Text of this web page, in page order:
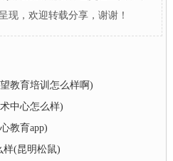
现，欢迎转载分享，谢谢！
教育培训怎么样啊)
中心怎么样)
教育app)
样(昆明松鼠)